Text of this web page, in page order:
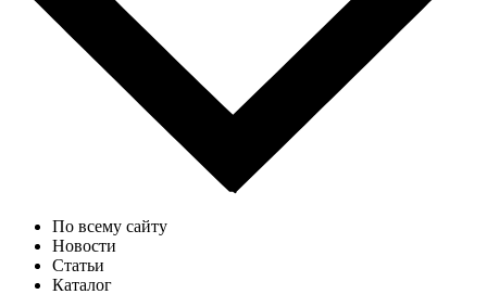
По всему сайту
Новости
Статьи
Каталог